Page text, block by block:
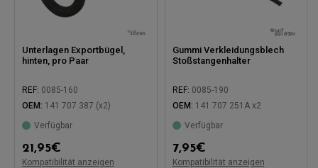
Unterlagen Exportbügel,
hinten, pro Paar
REF: 0085-160
OEM: 141 707 387 (x2)
Verfügbar
21,95€
Kompatibilität anzeigen
Gummi Verkleidungsblech
Stoßstangenhalter
REF: 0085-190
OEM: 141 707 251A x2
Verfügbar
7,95€
Kompatibilität anzeigen